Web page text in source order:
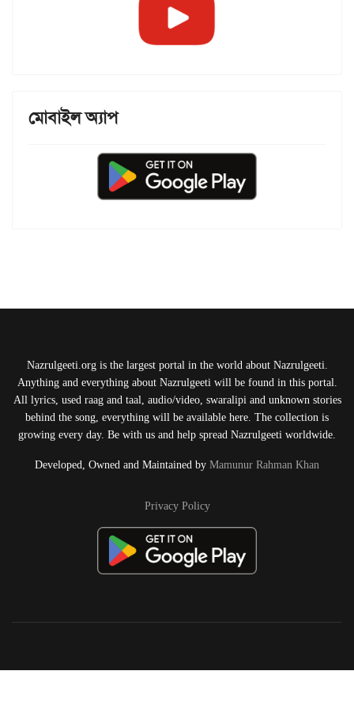
মোবাইল অ্যাপ
Nazrulgeeti.org is the largest portal in the world about Nazrulgeeti.
Anything and everything about Nazrulgeeti will be found in this portal.
All lyrics, used raag and taal, audio/video, swaralipi and unknown stories
behind the song, everything will be available here. The collection is
growing every day. Be with us and help spread Nazrulgeeti worldwide.
Developed, Owned and Maintained by Mamunur Rahman Khan
Privacy Policy